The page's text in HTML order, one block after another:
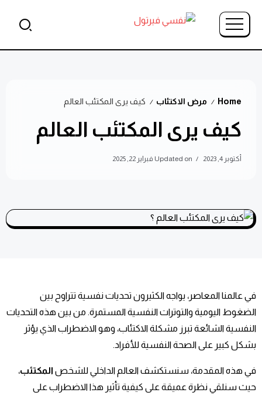
Home
/ مرض الاكتئاب / كيف يرى المكتئب العالم
كيف يرى المكتئب العالم
أكتوبر 4, 2023 Updated on فبراير 22, 2025
في عالمنا المعاصر، يواجه الكثيرون تحديات نفسية تتراوح بين
الضغوط اليومية والتوترات النفسية المستمرة. من بين هذه التحديات
النفسية الشائعة تبرز مشكلة الاكتئاب، وهو الاضطراب الذي يؤثر
بشكل كبير على الصحة النفسية للأفراد.
في هذه المقدمة، سنستكشف العالم الداخلي للشخص المكتئب،
حيث سنلقي نظرة عميقة على كيفية تأثير هذا الاضطراب على